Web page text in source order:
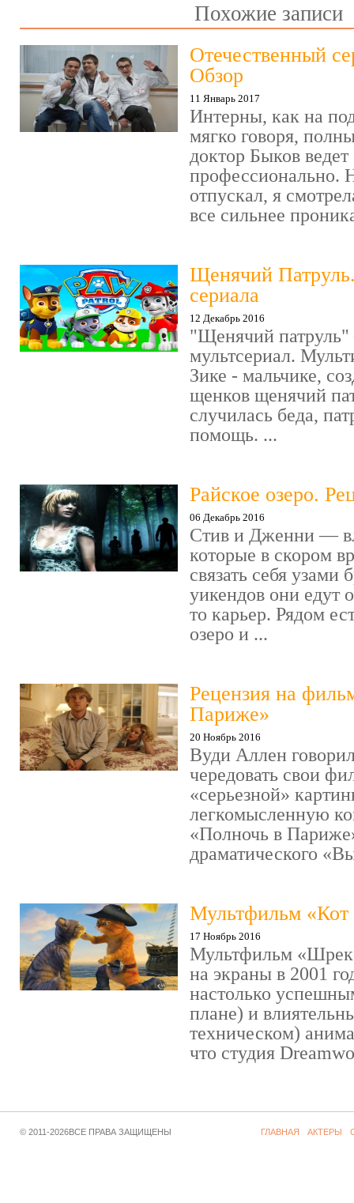
Похожие записи
Отечественный
Обзор
11 Январь 2017
Интерны, как на
мягко говоря,
доктор Быков ведет
профессионально.
отпускал, я
все сильнее
Щенячий
сериала
12 Декабрь 2016
"Щенячий патруль"
мультсериал.
Зике - мальчике,
щенков щенячий
случилась беда,
помощь. ...
Райское озеро.
06 Декабрь 2016
Стив и Дженни —
которые в скором
связать себя узами
уикендов они едут
то карьер. Рядом
озеро и ...
Рецензия на
Париже»
20 Ноябрь 2016
Вуди Аллен
чередовать свои
«серьезной»
легкомысленную
«Полночь в
драматического
Мультфильм «Кот
17 Ноябрь 2016
Мультфильм
на экраны в 2001
настолько
плане) и
техническом)
что студия
© 2011-2026ВСЕ ПРАВА ЗАЩИЩЕНЫ ГЛАВНАЯ АКТЕРЫ